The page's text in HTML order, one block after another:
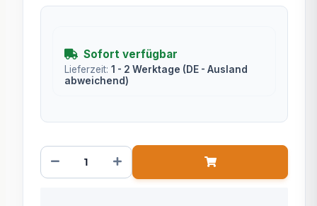
Sofort verfügbar
Lieferzeit: 1 - 2 Werktage (DE - Ausland
abweichend)